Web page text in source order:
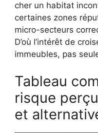
cher un habitat
certaines zones
micro-secteurs
D’où l’intérêt de
immeubles, pas
Tableau
risque
et